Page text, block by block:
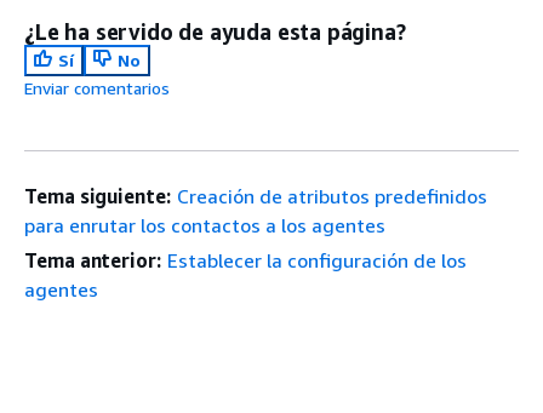
¿Le ha servido de ayuda esta página?
Sí
No
Enviar comentarios
Tema siguiente: Creación de atributos predefinidos
para enrutar los contactos a los agentes
Tema anterior: Establecer la configuración de los
agentes